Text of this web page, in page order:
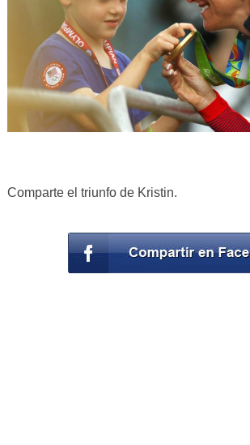
Comparte el triunfo de Kristin.